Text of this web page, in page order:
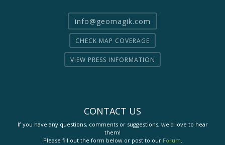
info@geomagik.com
CHECK MAP COVERAGE
VIEW PRESS INFORMATION
CONTACT US
If you have any questions, comments or suggestions, we'd love to hear
them!
Please fill out the form below or post to our Forum.